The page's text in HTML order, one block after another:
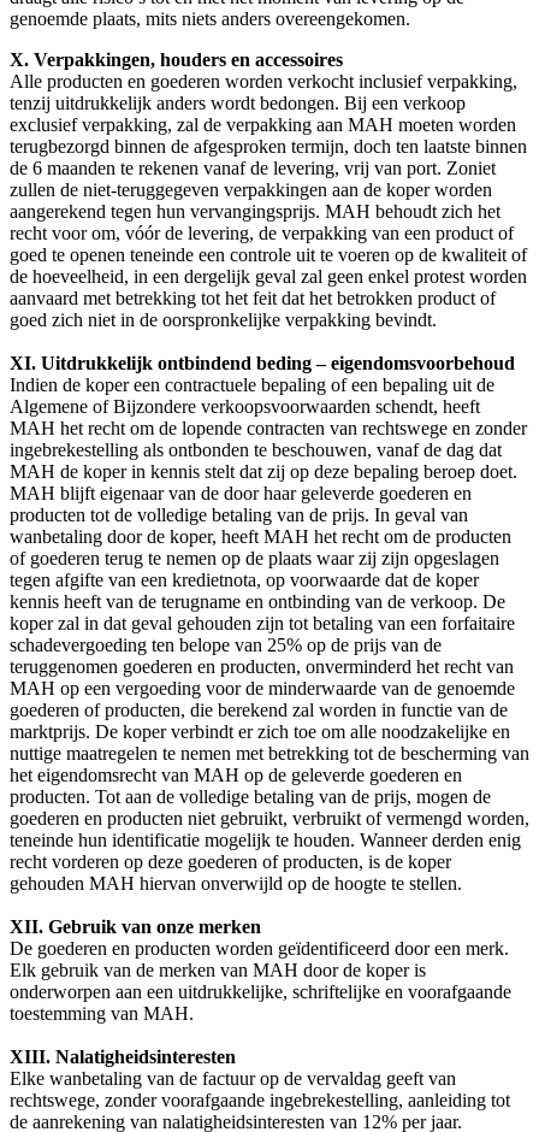
genoemde plaats, mits niets anders overeengekomen.
X. Verpakkingen, houders en accessoires
Alle producten en goederen worden verkocht inclusief verpakking,
tenzij uitdrukkelijk anders wordt bedongen. Bij een verkoop
exclusief verpakking, zal de verpakking aan MAH moeten worden
terugbezorgd binnen de afgesproken termijn, doch ten laatste binnen
de 6 maanden te rekenen vanaf de levering, vrij van port. Zoniet
zullen de niet-teruggegeven verpakkingen aan de koper worden
aangerekend tegen hun vervangingsprijs. MAH behoudt zich het
recht voor om, vóór de levering, de verpakking van een product of
goed te openen teneinde een controle uit te voeren op de kwaliteit of
de hoeveelheid, in een dergelijk geval zal geen enkel protest worden
aanvaard met betrekking tot het feit dat het betrokken product of
goed zich niet in de oorspronkelijke verpakking bevindt.
XI. Uitdrukkelijk ontbindend beding – eigendomsvoorbehoud
Indien de koper een contractuele bepaling of een bepaling uit de
Algemene of Bijzondere verkoopsvoorwaarden schendt, heeft
MAH het recht om de lopende contracten van rechtswege en zonder
ingebrekestelling als ontbonden te beschouwen, vanaf de dag dat
MAH de koper in kennis stelt dat zij op deze bepaling beroep doet.
MAH blijft eigenaar van de door haar geleverde goederen en
producten tot de volledige betaling van de prijs. In geval van
wanbetaling door de koper, heeft MAH het recht om de producten
of goederen terug te nemen op de plaats waar zij zijn opgeslagen
tegen afgifte van een kredietnota, op voorwaarde dat de koper
kennis heeft van de terugname en ontbinding van de verkoop. De
koper zal in dat geval gehouden zijn tot betaling van een forfaitaire
schadevergoeding ten belope van 25% op de prijs van de
teruggenomen goederen en producten, onverminderd het recht van
MAH op een vergoeding voor de minderwaarde van de genoemde
goederen of producten, die berekend zal worden in functie van de
marktprijs. De koper verbindt er zich toe om alle noodzakelijke en
nuttige maatregelen te nemen met betrekking tot de bescherming van
het eigendomsrecht van MAH op de geleverde goederen en
producten. Tot aan de volledige betaling van de prijs, mogen de
goederen en producten niet gebruikt, verbruikt of vermengd worden,
teneinde hun identificatie mogelijk te houden. Wanneer derden enig
recht vorderen op deze goederen of producten, is de koper
gehouden MAH hiervan onverwijld op de hoogte te stellen.
XII. Gebruik van onze merken
De goederen en producten worden geïdentificeerd door een merk.
Elk gebruik van de merken van MAH door de koper is
onderworpen aan een uitdrukkelijke, schriftelijke en voorafgaande
toestemming van MAH.
XIII. Nalatigheidsinteresten
Elke wanbetaling van de factuur op de vervaldag geeft van
rechtswege, zonder voorafgaande ingebrekestelling, aanleiding tot
de aanrekening van nalatigheidsinteresten van 12% per jaar.